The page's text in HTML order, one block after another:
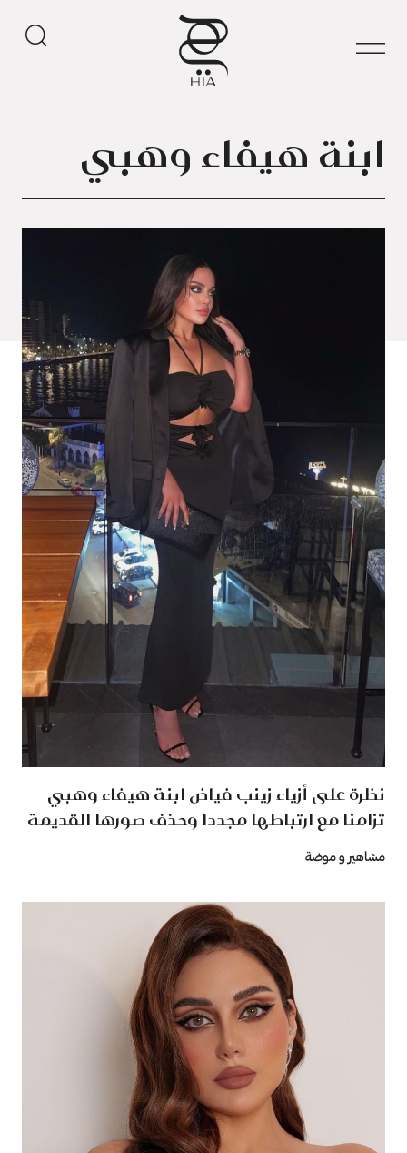
ابنة هيفاء وهبي
نظرة على أزياء زينب فياض ابنة هيفاء وهبي
تزامنا مع ارتباطها مجددا وحذف صورها القديمة
مشاهير و موضة